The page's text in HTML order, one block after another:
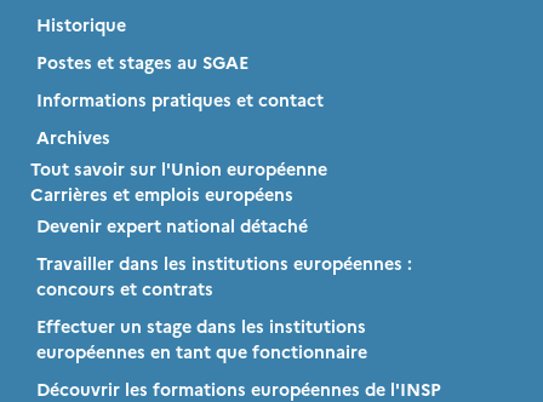
Historique
Postes et stages au SGAE
Informations pratiques et contact
Archives
Tout savoir sur l'Union européenne
Carrières et emplois européens
Devenir expert national détaché
Travailler dans les institutions européennes :
concours et contrats
Effectuer un stage dans les institutions
européennes en tant que fonctionnaire
Découvrir les formations européennes de l'INSP